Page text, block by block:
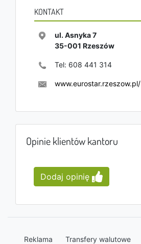
KONTAKT
ul. Asnyka 7
35-001 Rzeszów
Tel: 608 441 314
www.eurostar.rzeszow.pl/
Opinie klientów kantoru
Dodaj opinię
Reklama Transfery walutowe